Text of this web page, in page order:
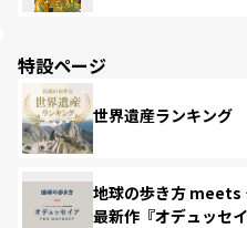
特設ページ
世界遺産ランキング
地球の歩き方 meets
最新作『オデュッセイ